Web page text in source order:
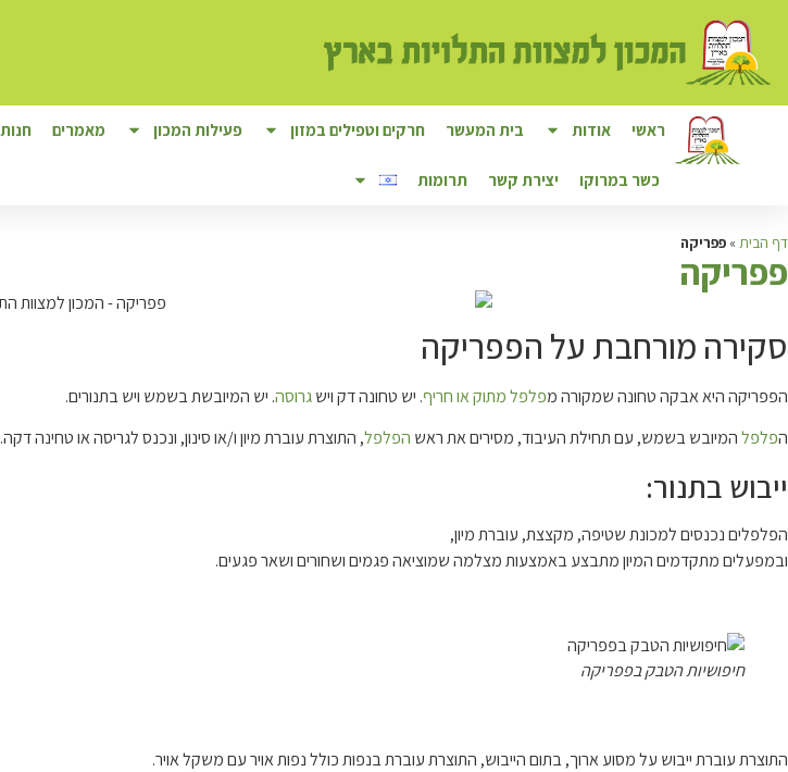
ראשי אודות בית המעשר חרקים וטפילים במזון פעילות המכון מאמרים חנות
כשר במרוקו יצירת קשר תרומות
דף הבית » פפריקה
פפריקה
סקירה מורחבת על הפפריקה
הפפריקה היא אבקה טחונה שמקורה מפלפל מתוק או חריף. יש טחונה דק וישגרוסה. יש המיובשת בשמש ויש בתנורים.
הפלפלהמיובש בשמש, עם תחילת העיבוד, מסירים את ראש הפלפל, התוצרת עוברת מיון ו/או סינון, ונכנס לגריסה או טחינה דקה.
ייבוש בתנור:
הפלפלים נכנסים למכונת שטיפה, מקצצת, עוברת מיון,
ובמפעלים מתקדמים המיון מתבצע באמצעות מצלמה שמוציאה פגמים ושחורים ושאר פגעים.
חיפושיות הטבק בפפריקה
התוצרת עוברת ייבוש על מסוע ארוך, בתום הייבוש, התוצרת עוברת בנפות כולל נפות אויר עם משקל אויר.